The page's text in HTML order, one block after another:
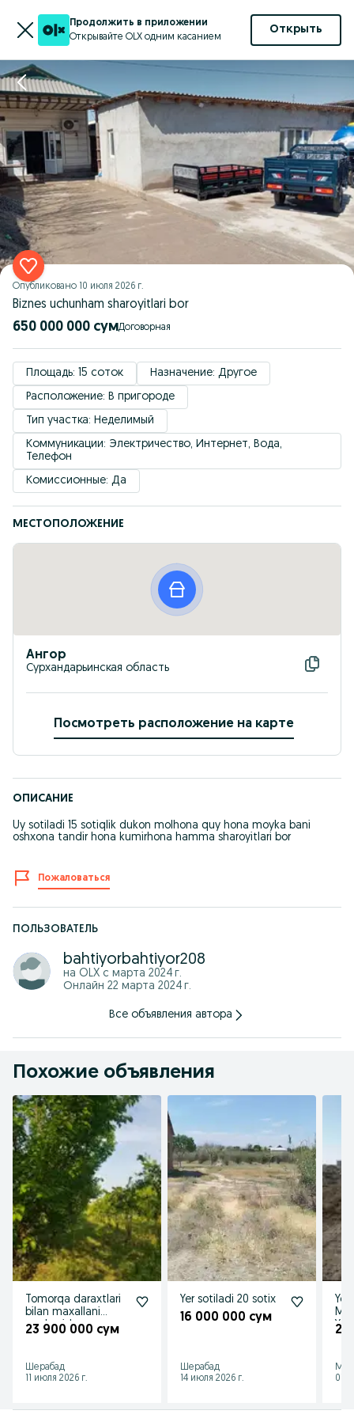
Продолжить в приложении
Открывайте OLX одним касанием
Открыть
Опубликовано 10 июля 2026 г.
Biznes uchunham sharoyitlari bor
650 000 000 сум Договорная
Площадь: 15 соток
Назначение: Другое
Расположение: В пригороде
Тип участка: Неделимый
Коммуникации: Электричество, Интернет, Вода,
Телефон
Комиссионные: Да
МЕСТОПОЛОЖЕНИЕ
Ангор
Сурхандарьинская область
Посмотреть расположение на карте
ОПИСАНИЕ
Uy sotiladi 15 sotiqlik dukon molhona quy hona moyka bani
oshxona tandir hona kumirhona hamma sharoyitlari bor
Пожаловаться
ПОЛЬЗОВАТЕЛЬ
bahtiyorbahtiyor208
на OLX с марта 2024 г.
Онлайн 22 марта 2024 г.
Все объявления автора
Похожие объявления
Tomorqa daraxtlari
bilan maxallani
markazida
joylashgan 20 sotix.
23 900 000 сум
Шерабад
11 июля 2026 г.
Yer sotiladi 20 sotix
16 000 000 сум
Шерабад
14 июля 2026 г.
23
01